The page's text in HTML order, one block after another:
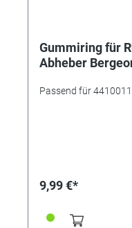
Gummiring für
Abheber
Passend für
9,99 €*